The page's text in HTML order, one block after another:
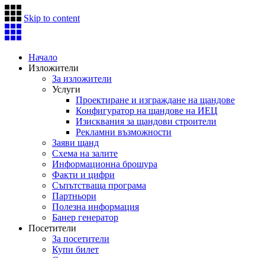
Skip to content
Начало
Изложители
За изложители
Услуги
Проектиране и изграждане на щандове
Конфигуратор на щандове на ИЕЦ
Изисквания за щандови строители
Рекламни възможности
Заяви щанд
Схема на залите
Информационна брошура
Факти и цифри
Съпътстваща програма
Партньори
Полезна информация
Банер генератор
Посетители
За посетители
Купи билет